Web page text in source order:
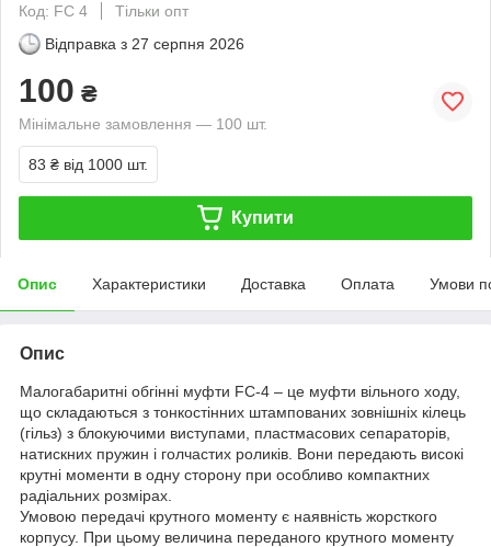
Код: FC 4
Тільки опт
Відправка з 27 серпня 2026
100 ₴
Мінімальне замовлення — 100 шт.
83 ₴ від 1000 шт.
Купити
Опис Характеристики Доставка Оплата Умови
Опис
Малогабаритні обгінні муфти FC-4 – це муфти вільного ходу,
що складаються з тонкостінних штампованих зовнішніх кілець
(гільз) з блокуючими виступами, пластмасових сепараторів,
натискних пружин і голчастих роликів. Вони передають високі
крутні моменти в одну сторону при особливо компактних
радіальних розмірах.
Умовою передачі крутного моменту є наявність жорсткого
корпусу. При цьому величина переданого крутного моменту